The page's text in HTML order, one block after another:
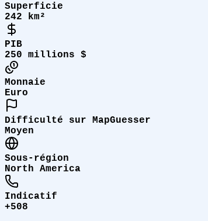
Superficie
242 km²
PIB
250 millions $
Monnaie
Euro
Difficulté sur MapGuesser
Moyen
Sous-région
North America
Indicatif
+508